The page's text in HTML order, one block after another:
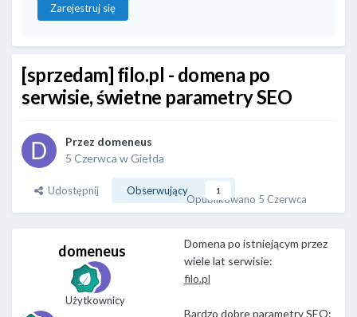
Zarejestruj się
[sprzedam] filo.pl - domena po
serwisie, świetne parametry SEO
Przez domeneus
5 Czerwca wGiełda
Udostępnij Obserwujący 1
d
m
e
n
domeneus
Użytkownicy
Opublikowano 5 Czerwca
Domena po istniejącym przez
wiele lat serwisie:
filo.pl
Bardzo dobre parametry SEO: